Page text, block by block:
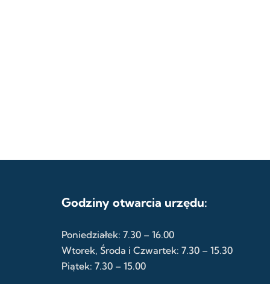
Godziny otwarcia urzędu:
Poniedziałek: 7.30 – 16.00
Wtorek, Środa i Czwartek: 7.30 – 15.30
Piątek: 7.30 – 15.00